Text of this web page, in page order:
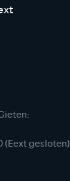
(Eext gesloten)